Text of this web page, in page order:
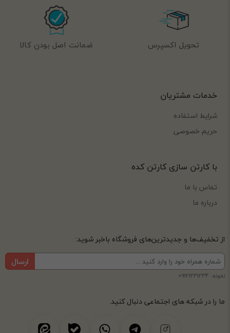
تحویل اکسپرس ضمانت اصل بودن کالا
خدمات مشتریان
شرایط استفاده
حریم خصوصی
با کارتن سازی کارتن کده
تماس با ما
درباره ما
از تخفیف‌ها و جدیدترین‌های فروشگاه باخبر شوید:
ارسال
نمونه: 09121231234
ما را در شبکه های اجتماعی دنبال کنید.